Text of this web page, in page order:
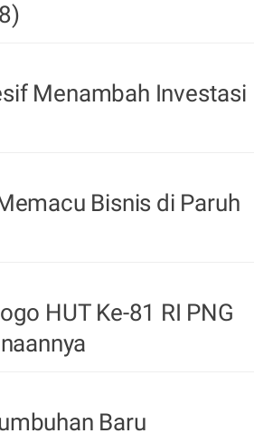
Menambah Investasi
Bisnis di Paruh
HUT Ke-81 RI PNG
Baru